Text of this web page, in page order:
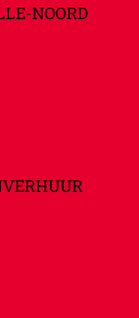
NOORD